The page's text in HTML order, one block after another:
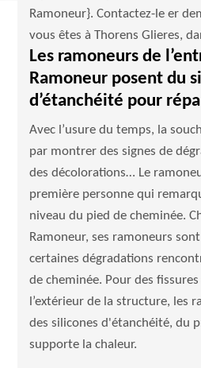
Ramoneur}. Contactez-le er
vous êtes à Thorens Glieres,
Les ramoneurs de
Ramoneur posent du
d’étanchéité pour
Avec l’usure du temps, la
par montrer des signes de
des décolorations… Le
première personne qui
niveau du pied de cheminée.
Ramoneur, ses ramoneurs
certaines dégradations
de cheminée. Pour des
l’extérieur de la structure, les
des silicones d'étanchéité, du
supporte la chaleur.